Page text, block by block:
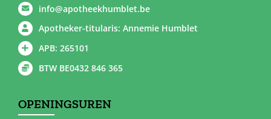
info@apotheekhumblet.be
Apotheker-titularis: Annemie Humblet
APB: 265101
BTW BE0432 846 365
OPENINGSUREN